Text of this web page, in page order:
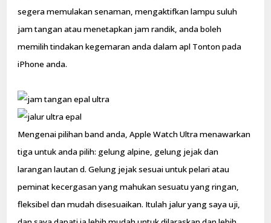
segera memulakan senaman, mengaktifkan lampu suluh
jam tangan atau menetapkan jam randik, anda boleh
memilih tindakan kegemaran anda dalam apl Tonton pada
iPhone anda.
Mengenai pilihan band anda, Apple Watch Ultra menawarkan
tiga untuk anda pilih: gelung alpine, gelung jejak dan
larangan lautan d. Gelung jejak sesuai untuk pelari atau
peminat kecergasan yang mahukan sesuatu yang ringan,
fleksibel dan mudah disesuaikan. Itulah jalur yang saya uji,